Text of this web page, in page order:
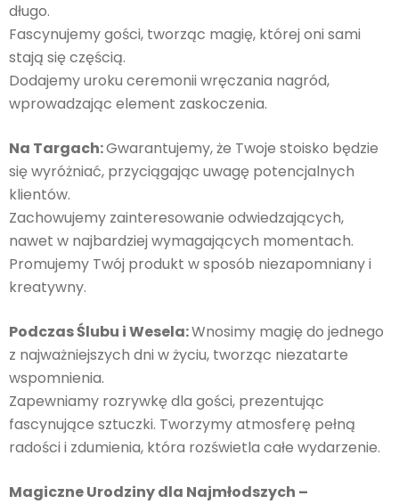
długo.
Fascynujemy gości, tworząc magię, której oni sami
stają się częścią.
Dodajemy uroku ceremonii wręczania nagród,
wprowadzając element zaskoczenia.
Na Targach:Gwarantujemy, że Twoje stoisko będzie
się wyróżniać, przyciągając uwagę potencjalnych
klientów.
Zachowujemy zainteresowanie odwiedzających,
nawet w najbardziej wymagających momentach.
Promujemy Twój produkt w sposób niezapomniany i
kreatywny.
Podczas Ślubu i Wesela:Wnosimy magię do jednego
z najważniejszych dni w życiu, tworząc niezatarte
wspomnienia.
Zapewniamy rozrywkę dla gości, prezentując
fascynujące sztuczki. Tworzymy atmosferę pełną
radości i zdumienia, która rozświetla całe wydarzenie.
Magiczne Urodziny dla Najmłodszych –